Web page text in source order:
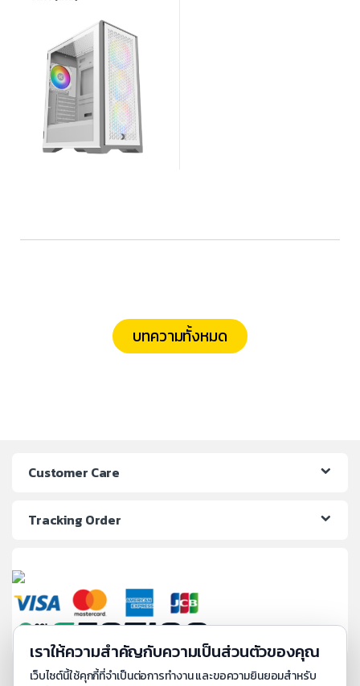
บทความทั้งหมด
Customer Care
Tracking Order
เราให้ความสำคัญกับความเป็นส่วนตัวของคุณ
เว็บไซต์นี้ใช้คุกกี้ที่จำเป็นต่อการทำงาน และขอความยินยอมสำหรับ